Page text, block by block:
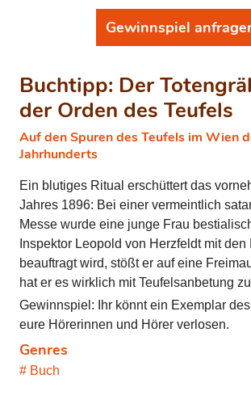
Gewinnspiel
Buchtipp: Der
der Orden des Teufels
Auf den Spuren des Teufels im Wien
Jahrhunderts
Ein blutiges Ritual erschüttert das
Jahres 1896: Bei einer vermeintlich
Messe wurde eine junge Frau
Inspektor Leopold von Herzfeldt mit den
beauftragt wird, stößt er auf eine
hat er es wirklich mit Teufelsanbetung
Gewinnspiel: Ihr könnt ein Exemplar
eure Hörerinnen und Hörer verlosen.
Genres
Buch